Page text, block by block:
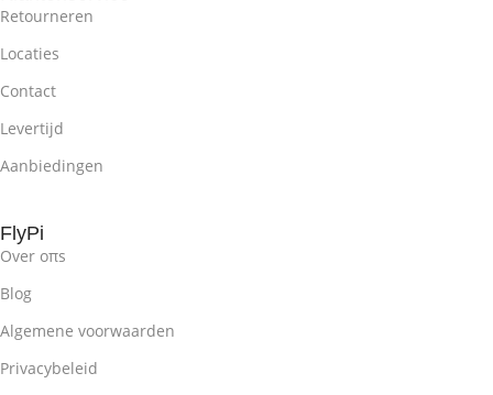
Retourneren
Locaties
Contact
Levertijd
Aanbiedingen
FlyPi
Over oπs
Blog
Algemene voorwaarden
Privacybeleid